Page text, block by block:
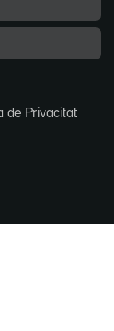
de Privacitat